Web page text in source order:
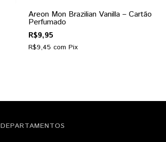
Areon Mon Brazilian Vanilla – Cartão
Perfumado
R$9,95
R$9,45 com Pix
DEPARTAMENTOS